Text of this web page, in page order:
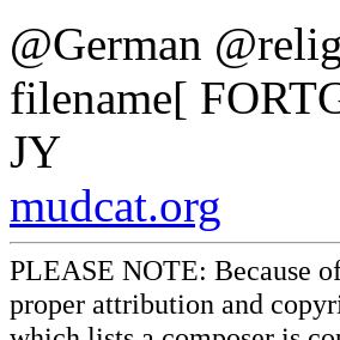
@German
filename[
JY
mudcat.org
PLEASE NOTE: Because
proper attribution and